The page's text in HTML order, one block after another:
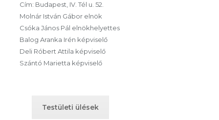
Cím: Budapest, IV. Tél u. 52.
Molnár István Gábor elnök
Csóka János Pál elnökhelyettes
Balog Aranka Irén képviselő
Deli Róbert Attila képviselő
Szántó Marietta képviselő
Testületi ülések